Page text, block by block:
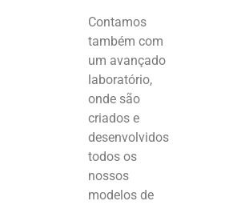
Contamos
também com
um avançado
laboratório,
onde são
criados e
desenvolvidos
todos os
nossos
modelos de